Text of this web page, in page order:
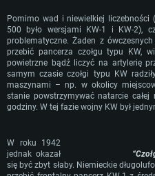
For PC
For
Minimalne
OS: Windows 10 (64 bit)
Minimalne
OS: Mac OS Big Sur 11.0 lub nowszy
Minimalne
OS: Ostatnie wydania 64bit Linux
Pomimo wad i niewielkiej liczebności
500 było wersjami KW-1 i KW-2),
problematyczne. Żaden z
przebić pancerza czołgu typu KW,
powietrzne bądź liczyć na artylerię
samym czasie czołgi typu KW
maszynami – np. w okolicy
stanie powstrzymywać natarcie
godziny. W tej fazie wojny KW był
W roku 1942
jednak okazał
się być zbyt słaby. Niemieckie